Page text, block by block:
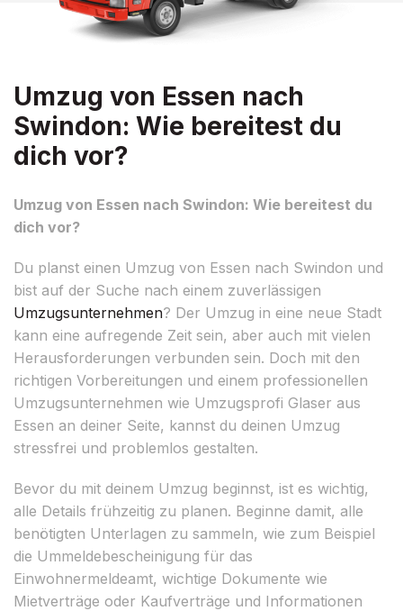
Umzug von Essen nach
Swindon: Wie bereitest du
dich vor?
Umzug von Essen nach Swindon: Wie bereitest du
dich vor?
Du planst einen Umzug von Essen nach Swindon und
bist auf der Suche nach einem zuverlässigen
Umzugsunternehmen? Der Umzug in eine neue Stadt
kann eine aufregende Zeit sein, aber auch mit vielen
Herausforderungen verbunden sein. Doch mit den
richtigen Vorbereitungen und einem professionellen
Umzugsunternehmen wie Umzugsprofi Glaser aus
Essen an deiner Seite, kannst du deinen Umzug
stressfrei und problemlos gestalten.
Bevor du mit deinem Umzug beginnst, ist es wichtig,
alle Details frühzeitig zu planen. Beginne damit, alle
benötigten Unterlagen zu sammeln, wie zum Beispiel
die Ummeldebescheinigung für das
Einwohnermeldeamt, wichtige Dokumente wie
Mietverträge oder Kaufverträge und Informationen